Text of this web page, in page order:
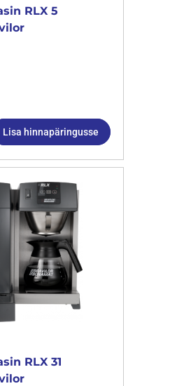
RLX 5
Lisa hinnapäringusse
RLX 31